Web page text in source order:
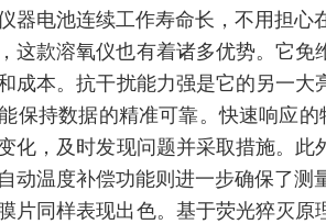
器电池连续工作寿命长，不用担心
这款溶氧仪也有着诸多优势。它
成本。抗干扰能力强是它的另一
保持数据的精准可靠。快速响应的
化，及时发现问题并采取措施。
动温度补偿功能则进一步确保了测
片同样表现出色。基于荧光猝灭